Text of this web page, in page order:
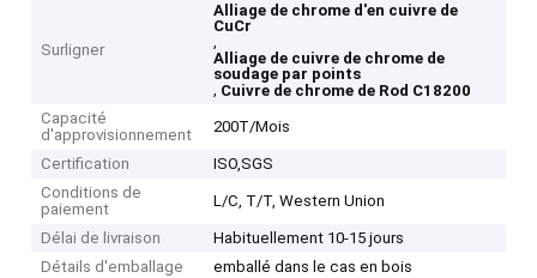
Surligner
Alliage de chrome d'en cuivre de
CuCr
,
Alliage de cuivre de chrome de
soudage par points
, Cuivre de chrome de Rod C18200
Capacité
d'approvisionnement
200T/Mois
Certification
ISO,SGS
Conditions de
paiement
L/C, T/T, Western Union
Délai de livraison
Habituellement 10-15 jours
Détails d'emballage
emballé dans le cas en bois